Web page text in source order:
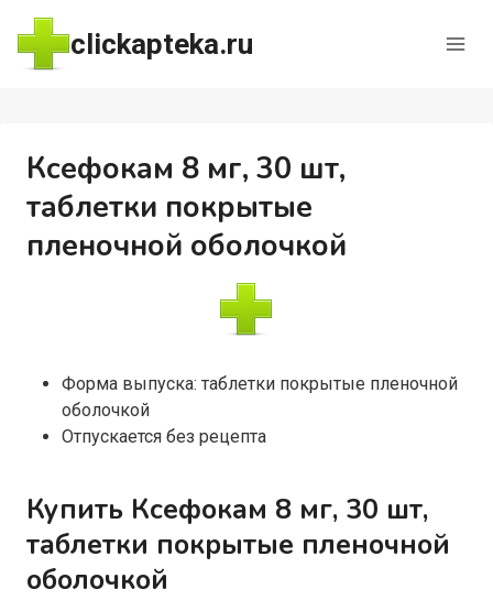
Перейти
содержимому
clickapteka.ru
Ксефокам 8 мг, 30 шт,
таблетки покрытые
пленочной оболочкой
Форма выпуска: таблетки покрытые пленочной
оболочкой
Отпускается без рецепта
Купить Ксефокам 8 мг, 30 шт,
таблетки покрытые пленочной
оболочкой